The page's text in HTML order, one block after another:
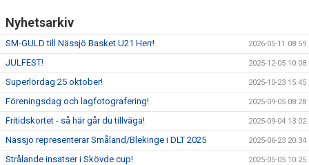
Nyhetsarkiv
SM-GULD till Nässjö Basket U21 Herr! 2026-05-11 08:59
JULFEST! 2025-12-05 10:08
Superlördag 25 oktober! 2025-10-23 15:45
Föreningsdag och lagfotografering! 2025-09-05 08:28
Fritidskortet - så här går du tillväga! 2025-09-04 13:02
Nässjö representerar Småland/Blekinge i DLT 2025 2025-06-23 20:34
Strålande insatser i Skövde cup! 2025-05-05 10:25